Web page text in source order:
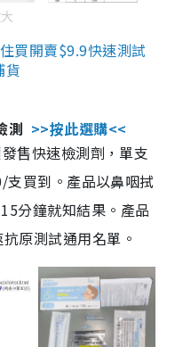
買開賣$9.9快速測試
貨
測 >>按此選購<<
售快速檢測劑，單支
買到。產品以鼻咽拭
分鐘就知結果。產品
原測試通用名單。